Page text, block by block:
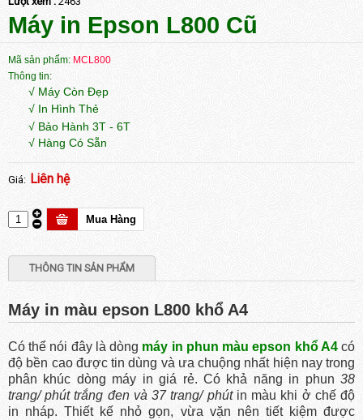
Máy in Epson L800 Cũ
Mã sản phẩm: MCL800
Thông tin:
√ Máy Còn Đẹp
√ In Hình Thẻ
√ Bảo Hành 3T - 6T
√ Hàng Có Sẵn
Giá: Liên hệ
THÔNG TIN SẢN PHẨM
Máy in màu epson L800 khổ A4
Có thể nói đây là dòng máy in phun màu epson khổ A4có
độ bền cao được tin dùng và ưa chuộng nhất hiện nay trong
phân khúc dòng máy in giá rẻ. Có khả năng in phun 38
trang/ phút trắng đen và 37 trang/ phútin màu khi ở chế độ
in nháp. Thiết kế nhỏ gọn, vừa vặn nên tiết kiệm được